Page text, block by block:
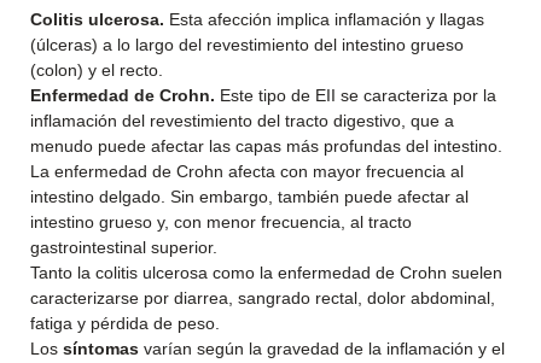
Colitis ulcerosa. Esta afección implica inflamación y llagas
(úlceras) a lo largo del revestimiento del intestino grueso
(colon) y el recto.
Enfermedad de Crohn. Este tipo de EII se caracteriza por la
inflamación del revestimiento del tracto digestivo, que a
menudo puede afectar las capas más profundas del intestino.
La enfermedad de Crohn afecta con mayor frecuencia al
intestino delgado. Sin embargo, también puede afectar al
intestino grueso y, con menor frecuencia, al tracto
gastrointestinal superior.
Tanto la colitis ulcerosa como la enfermedad de Crohn suelen
caracterizarse por diarrea, sangrado rectal, dolor abdominal,
fatiga y pérdida de peso.
Los síntomas varían según la gravedad de la inflamación y el